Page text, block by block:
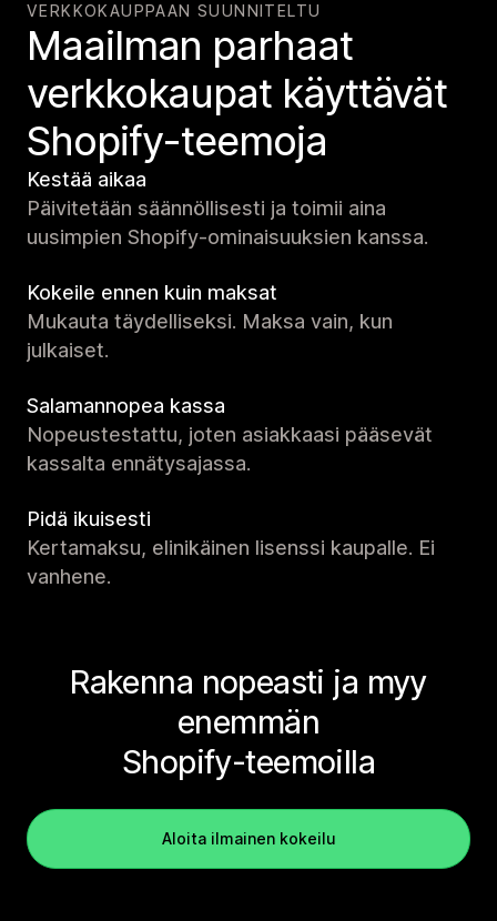
VERKKOKAUPPAAN SUUNNITELTU
Maailman parhaat
verkko­kaupat käyttävät
Shopify-teemoja
Kestää aikaa
Päivitetään säännöllisesti ja toimii aina
uusimpien Shopify-ominaisuuksien kanssa.
Kokeile ennen kuin maksat
Mukauta täydelliseksi. Maksa vain, kun
julkaiset.
Salamannopea kassa
Nopeustestattu, joten asiakkaasi pääsevät
kassalta ennätysajassa.
Pidä ikuisesti
Kertamaksu, elinikäinen lisenssi kaupalle. Ei
vanhene.
Rakenna nopeasti ja myy
enemmän
Shopify-teemoilla
Aloita ilmainen kokeilu